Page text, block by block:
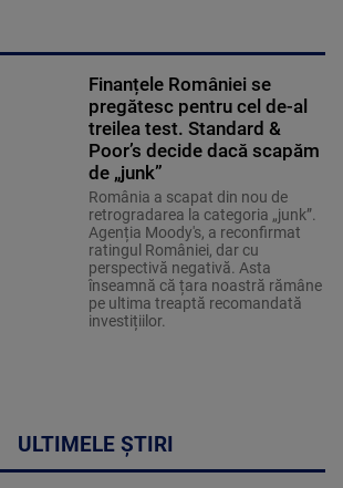
Finanțele României se
pregătesc pentru cel de-al
treilea test. Standard &
Poor’s decide dacă scapăm
de „junk”
România a scapat din nou de
retrogradarea la categoria „junk”.
Agenția Moody's, a reconfirmat
ratingul României, dar cu
perspectivă negativă. Asta
înseamnă că țara noastră rămâne
pe ultima treaptă recomandată
investițiilor.
ULTIMELE ȘTIRI